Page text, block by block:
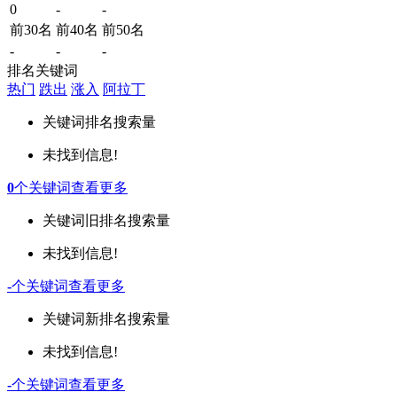
0
-
-
前30名 前40名 前50名
-
-
-
排名关键词
热门 跌出 涨入 阿拉丁
关键词排名搜索量
未找到信息!
0个关键词查看更多
关键词 旧排名搜索量
未找到信息!
-个关键词查看更多
关键词新排名搜索量
未找到信息!
-个关键词查看更多